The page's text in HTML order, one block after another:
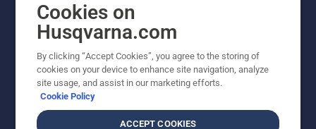
viste priser er vejledende udsalgspriser. Der tages
forbehold for stave- og trykfejl samt prisændringer. Vi
stræber efter at have så nøjagtige oplysningerne på
dette websted som muligt. Alle anførte priser er
vejledende udsalgspriser (inkl. moms), medmindre
Cookies on
Husqvarna.com
By clicking “Accept Cookies”, you agree to the storing of
cookies on your device to enhance site navigation, analyze
site usage, and assist in our marketing efforts.
Cookie Policy
ACCEPT COOKIES